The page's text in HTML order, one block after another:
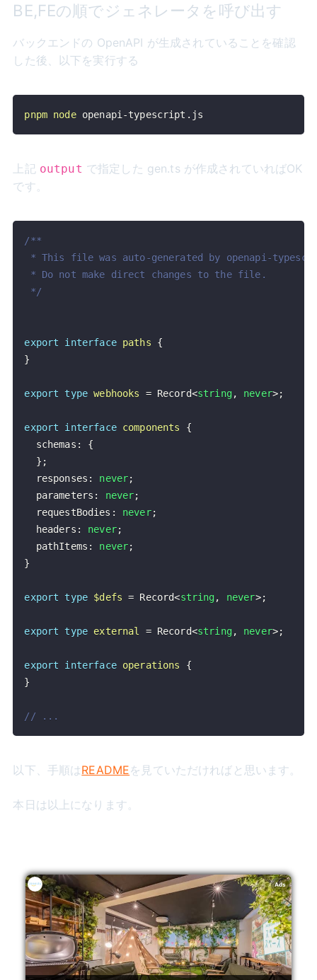
BE,FEの順でジェネレータを呼び出す
バックエンドの OpenAPI が生成されていることを確認
した後、以下を実行する
pnpm node openapi-typescript.js
上記 output で指定した gen.ts が作成されていればOK
です。
*/
export interface paths
{
}
export type webhooks = Record<string, never>;
export interface components
{
  schemas
:
{
} ;
  responses
: never;
  parameters
: never;
  requestBodies
: never;
  headers
: never;
  pathItems
: never;
}
export type $defs = Record<string, never>;
export type external = Record<string, never>;
export interface operations
{
}
// ...
以下、手順はREADMEを見ていただければと思います。
本日は以上になります。
Ads